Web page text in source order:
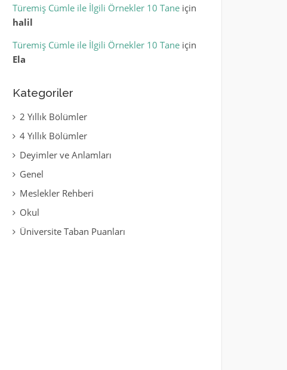
Türemiş Cümle ile İlgili Örnekler 10 Taneiçin
halil
Türemiş Cümle ile İlgili Örnekler 10 Taneiçin
Ela
Kategoriler
2 Yıllık Bölümler
4 Yıllık Bölümler
Deyimler ve Anlamları
Genel
Meslekler Rehberi
Okul
Üniversite Taban Puanları